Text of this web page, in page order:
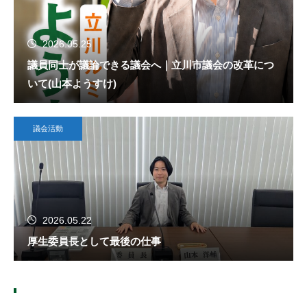
2026.05.25
議員同士が議論できる議会へ｜立川市議会の改革につ
いて(山本ようすけ)
議会活動
2026.05.22
厚生委員長として最後の仕事